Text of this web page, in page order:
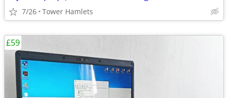
7/26 Tower Hamlets
£59